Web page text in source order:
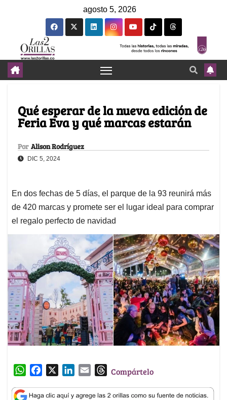
agosto 5, 2026
Qué esperar de la nueva edición de
Feria Eva y qué marcas estarán
Por Alison Rodríguez
DIC 5, 2024
En dos fechas de 5 días, el parque de la 93 reunirá más
de 420 marcas y promete ser el lugar ideal para comprar
el regalo perfecto de navidad
W
a
c
n
a
T
r
Compártelo